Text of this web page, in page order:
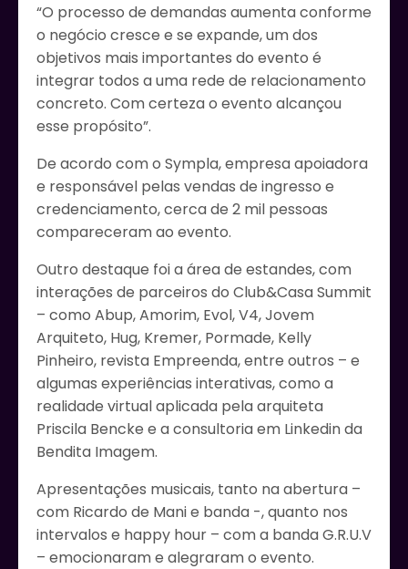
“O processo de demandas aumenta conforme
o negócio cresce e se expande, um dos
objetivos mais importantes do evento é
integrar todos a uma rede de relacionamento
concreto. Com certeza o evento alcançou
esse propósito”.
De acordo com o Sympla, empresa apoiadora
e responsável pelas vendas de ingresso e
credenciamento, cerca de 2 mil pessoas
compareceram ao evento.
Outro destaque foi a área de estandes, com
interações de parceiros do Club&Casa Summit
– como Abup, Amorim, Evol, V4, Jovem
Arquiteto, Hug, Kremer, Pormade, Kelly
Pinheiro, revista Empreenda, entre outros – e
algumas experiências interativas, como a
realidade virtual aplicada pela arquiteta
Priscila Bencke e a consultoria em Linkedin da
Bendita Imagem.
Apresentações musicais, tanto na abertura –
com Ricardo de Mani e banda -, quanto nos
intervalos e happy hour – com a banda G.R.U.V
– emocionaram e alegraram o evento.